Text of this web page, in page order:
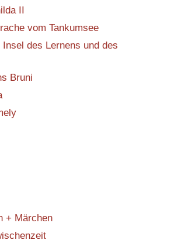
II
vom Tankumsee
des Lernens und des
Bruni
+ Märchen